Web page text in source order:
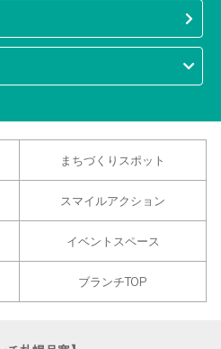
まちづくりスポット
スマイルアクション
イベントスペース
ブランチTOP